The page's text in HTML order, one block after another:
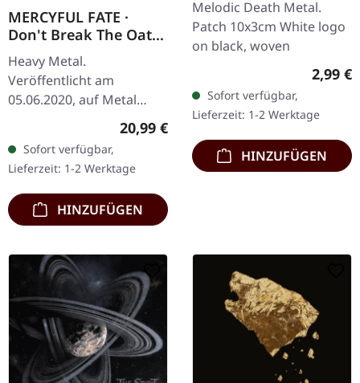
MERCYFUL FATE ·
Don't Break The Oath
| BLACK LP
Heavy Metal.
Veröffentlicht am
05.06.2020, auf Metal
Blade Records. Schwarzes
Vinyl mit Download-Code.
Veröffentlicht im Jahr
1984 steht "Don't Break…
Regulärer Preis:
20,99 €
Sofort verfügbar,
Lieferzeit: 1-2 Werktage
HINZUFÜGEN
Melodic Death Metal.
Patch 10x3cm White logo
on black, woven
2,99 €
Sofort verfügbar,
Lieferzeit: 1-2 Werktage
HINZUFÜGEN